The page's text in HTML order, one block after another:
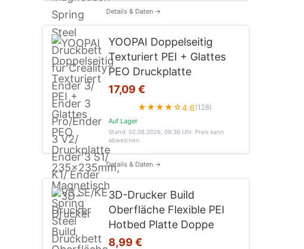
Details & Daten →
YOOPAI Doppelseitig
Texturiert PEI + Glattes
PEO Druckplatte
17,09 €
★★★★☆4.6(128)
Auf Lager
Stand: 02.08.2026, 09:36 Uhr. Preis kann
abweichen.
Details & Daten →
3D-Drucker Build
Oberfläche Flexible PEI
Hotbed Platte Doppe
8,99 €